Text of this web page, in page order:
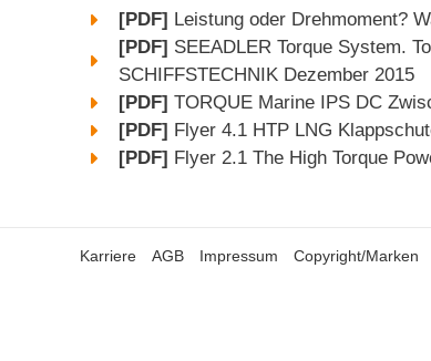
[PDF] Leistung oder Drehmoment?
[PDF] SEEADLER Torque System.
SCHIFFSTECHNIK Dezember 2015
[PDF] TORQUE Marine IPS DC
[PDF] Flyer 4.1 HTP LNG
[PDF] Flyer 2.1 The High Torque
Karriere AGB Impressum Copyright/Marken